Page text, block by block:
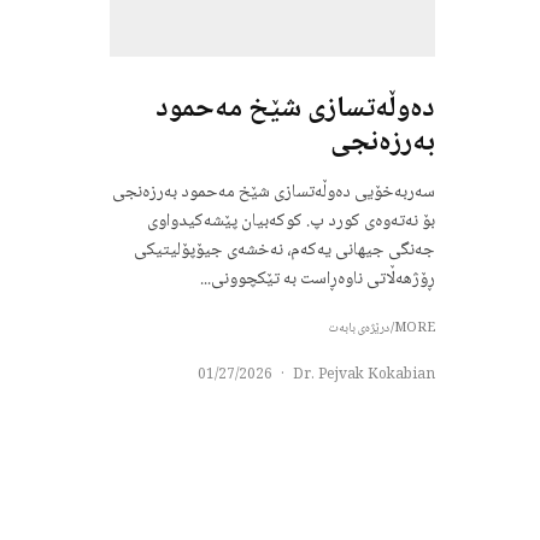
دەوڵەتسازی شێخ مەحمود
بەرزەنجی
سەربەخۆیی دەوڵەتسازی شێخ مەحمود بەرزەنجی
بۆ نەتەوەی کورد پ. کوکەبیان پێشەکیدواوی
جەنگی جیهانی یەکەم، نەخشەی جیۆپۆلیتیکی
ڕۆژهەڵاتی ناوەڕاست بە تێکچوونی...
MORE/درێژەی بابەت
Dr. Pejvak Kokabian
·
01/27/2026